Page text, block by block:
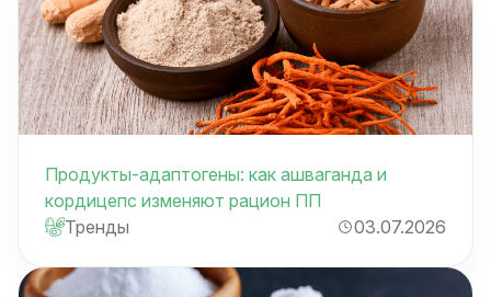
Продукты-адаптогены: как ашваганда и
кордицепс изменяют рацион ПП
Тренды
03.07.2026